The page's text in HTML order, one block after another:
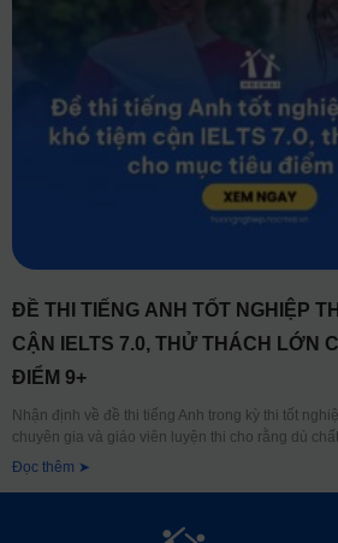
ĐỀ THI TIẾNG ANH TỐT NGHIỆP
CẬN IELTS 7.0, THỬ THÁCH LỚN
ĐIỂM 9+
Nhận định về đề thi tiếng Anh trong kỳ thi tốt
chuyên gia và giáo viên luyện thi cho rằng dù
Đọc thêm ➤